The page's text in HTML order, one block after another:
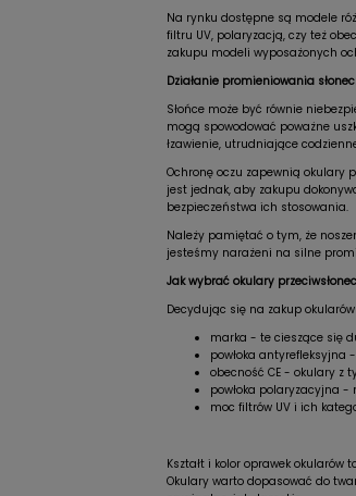
Na rynku dostępne są modele
filtru UV, polaryzacją, czy też
zakupu modeli wyposażonych
Działanie promieniowania
Słońce może być równie
mogą spowodować poważne
łzawienie, utrudniające
Ochronę oczu zapewnią okulary
jest jednak, aby zakupu
bezpieczeństwa ich stosowania.
Należy pamiętać o tym, że
jesteśmy narażeni na silne
Jak wybrać okulary
Decydując się na zakup
marka - te cieszące się
powłoka antyrefleksyjna
obecność CE - okulary z
powłoka polaryzacyjna
moc filtrów UV i ich
Kształt i kolor oprawek
Okulary warto dopasować do